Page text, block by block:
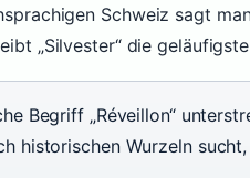
Schweiz sagt
„Silvester“ die
Begriff „Réveillon“
historischen Wurzeln